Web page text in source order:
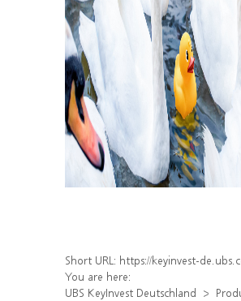
Short URL: https://keyinvest-de.ubs.com/produkt/detail/index/
You are here:
UBS KeyInvest Deutschland